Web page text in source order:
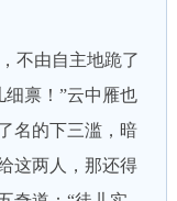
不由自主地跪了
禀！”云中雁也
名的下三滥，暗
这两人，那还得